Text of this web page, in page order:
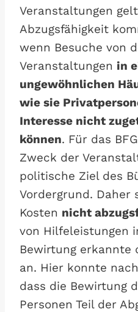
Veranstaltungen
Abzugsfähigkeit
wenn Besuche von
Veranstaltungen in
ungewöhnlichen
wie sie
Interesse nicht
können. Für das
Zweck der
politische Ziel des
Vordergrund. Daher
Kosten nicht
von Hilfeleistungen
Bewirtung erkannte
an. Hier konnte
dass die Bewirtung
Personen Teil der